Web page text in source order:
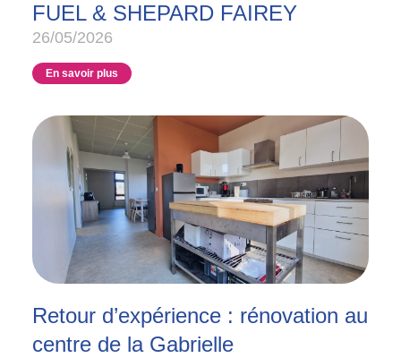
FUEL & SHEPARD FAIREY
26/05/2026
En savoir plus
Retour d’expérience : rénovation au
centre de la Gabrielle